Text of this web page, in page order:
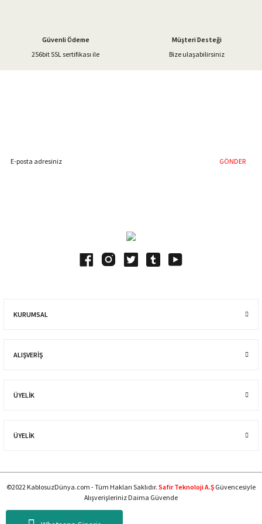
Gönder
Güvenli Ödeme
256bit SSL sertifikası ile
Müşteri Desteği
Bize ulaşabilirsiniz
GÖNDER
KURUMSAL
ALIŞVERIŞ
ÜYELİK
ÜYELİK
©2022 KablosuzDünya.com - Tüm Hakları Saklıdır. Safir Teknoloji A.Ş Güvencesiyle
Alışverişleriniz Daima Güvende